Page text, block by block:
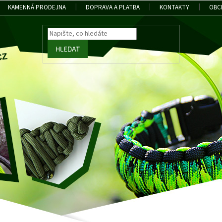
KAMENNÁ PRODEJNA DOPRAVA A PLATBA KONTAKTY
HLEDAT